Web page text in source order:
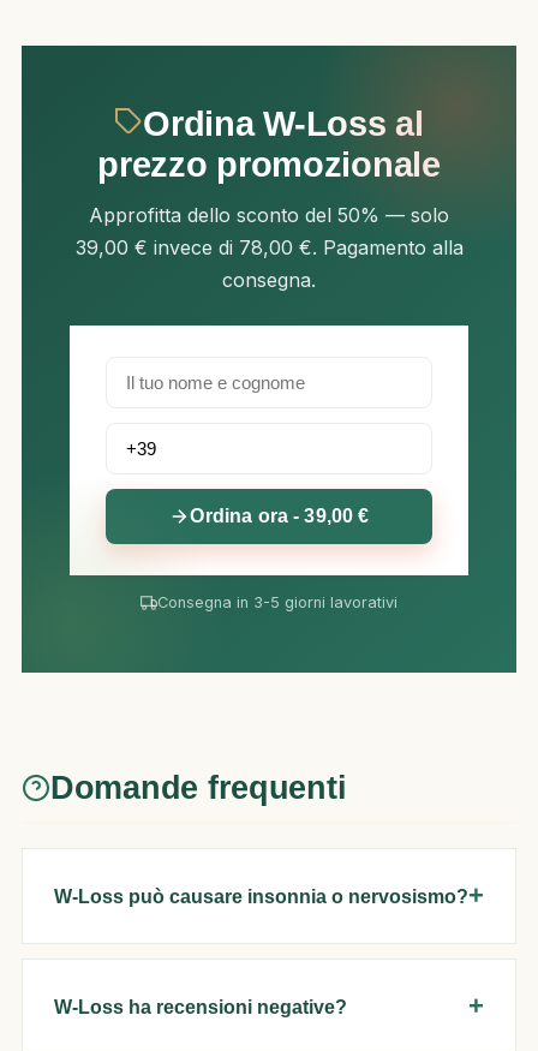
Ordina W-Loss al
prezzo promozionale
Approfitta dello sconto del 50% — solo
39,00 € invece di 78,00 €. Pagamento alla
consegna.
Ordina ora - 39,00 €
Consegna in 3-5 giorni lavorativi
Domande frequenti
W-Loss può causare insonnia o nervosismo?
W-Loss ha recensioni negative?